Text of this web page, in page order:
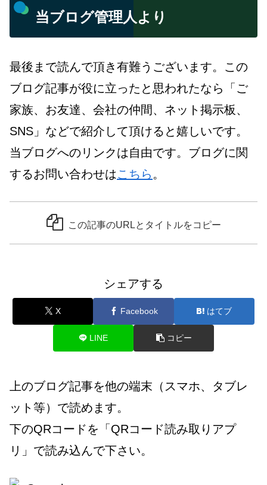
当ブログ管理人より
最後まで読んで頂き有難うございます。この
ブログ記事が役に立ったと思われたなら「ご
家族、お友達、会社の仲間、ネット掲示板、
SNS」などで紹介して頂けると嬉しいです。
当ブログへのリンクは自由です。ブログに関
するお問い合わせはこちら 。
この記事のURLとタイトルをコピー
シェアする
X Facebook はてブ
LINE コピー
上のブログ記事を他の端末（スマホ、タブレ
ット等）で読めます。
下のQRコードを「QRコード読み取りアプ
リ」で読み込んで下さい。